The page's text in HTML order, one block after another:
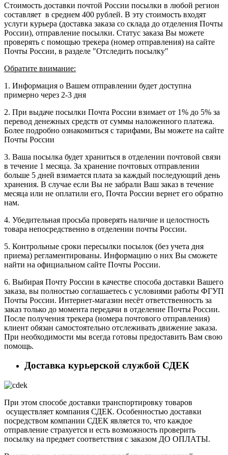
Стоимость доставки почтой России посылки в любой регион
составляет в среднем 400 рублей. В эту стоимость входят
услуги курьера (доставка заказа со склада до отделения Почты
России), отправление посылки. Статус заказа Вы можете
проверять с помощью трекера (номер отправления) на сайте
Почты России, в разделе "Отследить посылку"
Обратите внимание:
1. Информация о Вашем отправлении будет доступна
примерно через 2-3 дня
2. При выдаче посылки Почта России взимает от 1% до 5% за
перевод денежных средств от суммы наложенного платежа.
Более подробно ознакомиться с тарифами, Вы можете на сайте
Почты России
3. Ваша посылка будет храниться в отделении почтовой связи
в течение 1 месяца. За хранение почтовых отправлении
больше 5 дней взимается плата за каждый последующий день
хранения. В случае если Вы не забрали Ваш заказ в течение
месяца или не оплатили его, Почта России вернет его обратно
нам.
4. Убедительная просьба проверять наличие и целостность
товара непосредственно в отделении почты России.
5. Контрольные сроки пересылки посылок (без учета дня
приема) регламентированы. Информацию о них Вы сможете
найти на официальном сайте Почты России.
6. Выбирая Почту России в качестве способа доставки Вашего
заказа, вы полностью соглашаетесь с условиями работы ФГУП
Почты России. Интернет-магазин несёт ответственность за
заказ только до момента передачи в отделение Почты России.
После получения трекера (номера почтового отправления)
клиент обязан самостоятельно отслеживать движение заказа.
При необходимости мы всегда готовы предоставить Вам свою
помощь.
Доставка курьерской службой СДЕК
При этом способе доставки транспортировку товаров
осуществляет компания СДЕК. Особенностью доставки
посредством компании СДЕК является то, что каждое
отправление страхуется и есть возможность проверить
посылку на предмет соответствия с заказом ДО ОПЛАТЫ.